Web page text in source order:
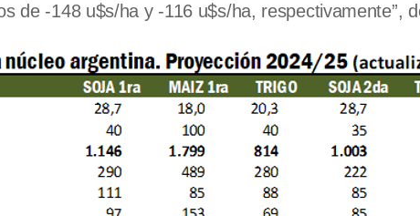
de -148 u$s/ha y -116 u$s/ha, respectivamente”,